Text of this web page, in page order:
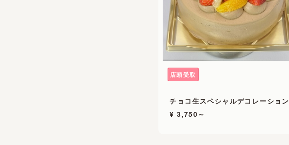
店頭受取
チョコ生スペシャルデコレーション
¥ 3,750～